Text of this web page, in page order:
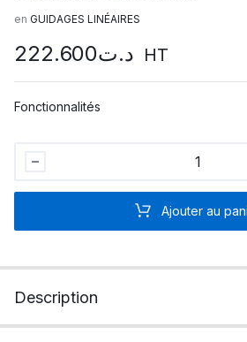
en GUIDAGES LINÉAIRES
د.ت222.600 HT
Fonctionnalités
Ajouter au
Description